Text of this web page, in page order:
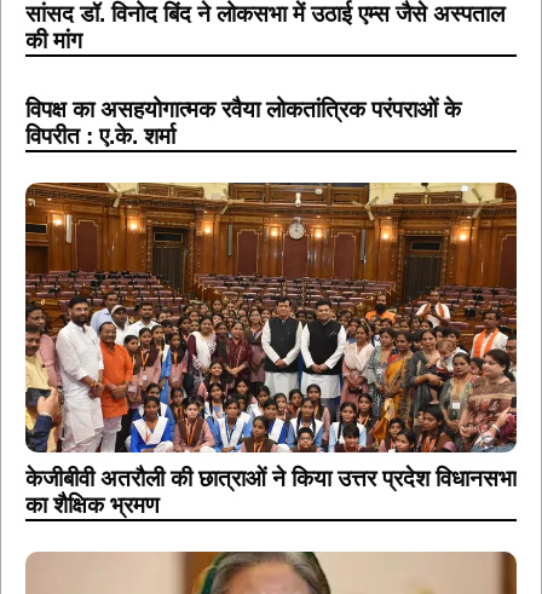
सांसद डॉ. विनोद बिंद ने लोकसभा में उठाई एम्स जैसे अस्पताल
की मांग
विपक्ष का असहयोगात्मक रवैया लोकतांत्रिक परंपराओं के
विपरीत : ए.के. शर्मा
केजीबीवी अतरौली की छात्राओं ने किया उत्तर प्रदेश विधानसभा
का शैक्षिक भ्रमण